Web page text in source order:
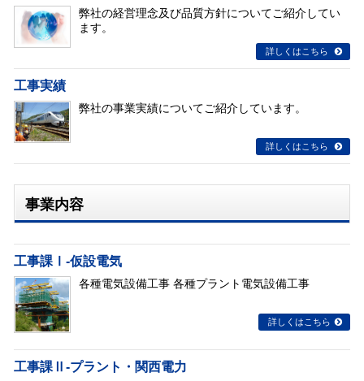
弊社の経営理念及び品質方針についてご紹介してい
ます。
詳しくはこちら
工事実績
弊社の事業実績についてご紹介しています。
詳しくはこちら
事業内容
工事課Ⅰ-仮設電気
各種電気設備工事 各種プラント電気設備工事
詳しくはこちら
工事課Ⅱ-プラント・関西電力